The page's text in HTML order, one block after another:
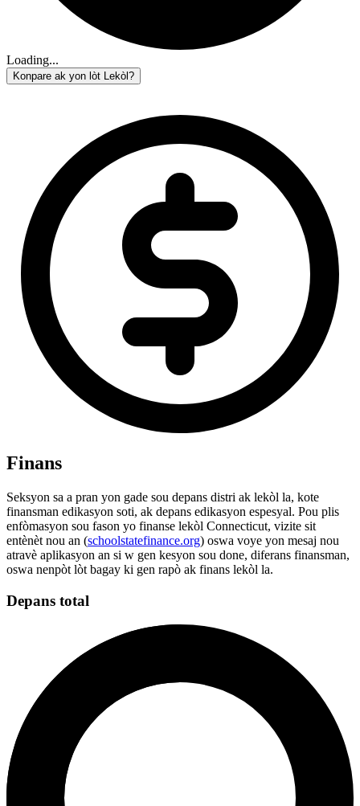
Loading...
Konpare ak yon lòt Lekòl?
Finans
Seksyon sa a pran yon gade sou depans distri ak lekòl la, kote
finansman edikasyon soti, ak depans edikasyon espesyal. Pou plis
enfòmasyon sou fason yo finanse lekòl Connecticut, vizite sit
entènèt nou an (schoolstatefinance.org) oswa voye yon mesaj nou
atravè aplikasyon an si w gen kesyon sou done, diferans finansman,
oswa nenpòt lòt bagay ki gen rapò ak finans lekòl la.
Depans total